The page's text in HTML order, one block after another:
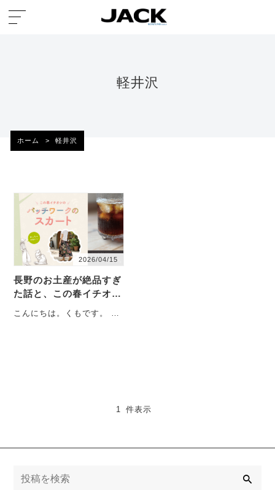
軽井沢
ホーム > 軽井沢
2026/04/15
長野のお土産が絶品すぎ
た話と、この春イチオシ
ト♪
こんにちは。くもです。 最
1 件表示